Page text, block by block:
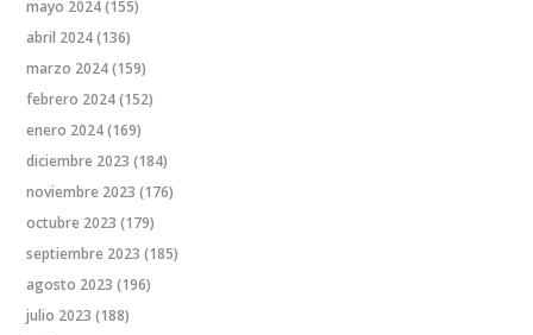
mayo 2024(155)
abril 2024(136)
marzo 2024(159)
febrero 2024(152)
enero 2024(169)
diciembre 2023 (184)
noviembre 2023 (176)
octubre 2023 (179)
septiembre 2023 (185)
agosto 2023 (196)
julio 2023 (188)